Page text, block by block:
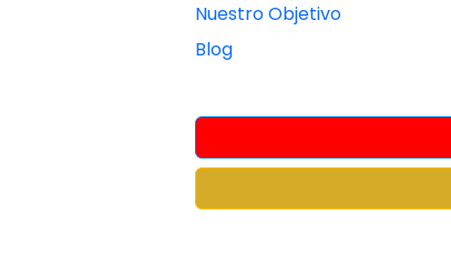
Nuestro Objetivo
Blog